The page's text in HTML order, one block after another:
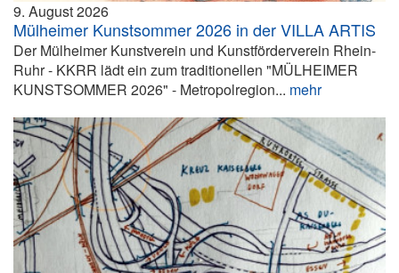
9. August 2026
Mülheimer Kunstsommer 2026 in der VILLA ARTIS
Der Mülheimer Kunstverein und Kunstförderverein Rhein-
Ruhr - KKRR lädt ein zum traditionellen "MÜLHEIMER
KUNSTSOMMER 2026" - Metropolregion... mehr